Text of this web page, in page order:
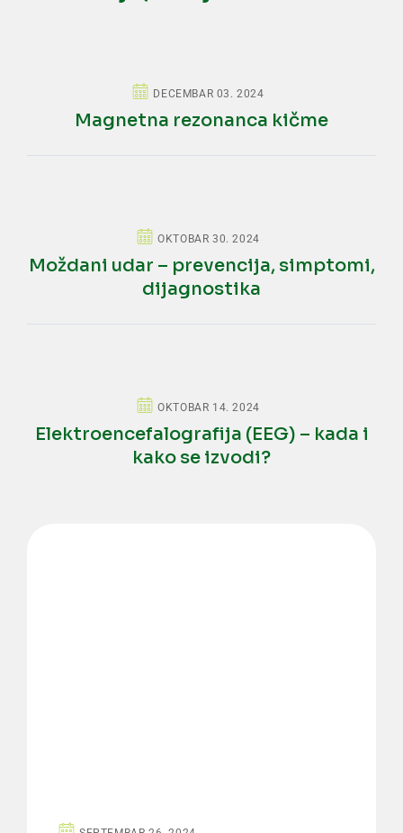
DECEMBAR 03. 2024
Magnetna rezonanca kičme
OKTOBAR 30. 2024
Moždani udar – prevencija, simptomi,
dijagnostika
OKTOBAR 14. 2024
Elektroencefalografija (EEG) – kada i
kako se izvodi?